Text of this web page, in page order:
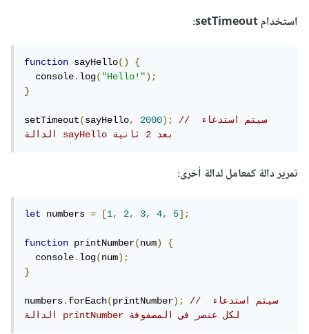
استخدام setTimeout:
function sayHello()
{
  console
.log("Hello!");
}
setTimeout(sayHello, 2000);
// سيتم استدعاء
الدالة sayHello بعد 2 ثانية
تمرير دالة كمعامل لدالة أخرى:
let numbers = [1, 2, 3, 4, 5];
function printNumber(num)
{
  console
.log(num);
}
numbers.forEach(printNumber);
// سيتم استدعاء
الدالة printNumber لكل عنصر في المصفوفة